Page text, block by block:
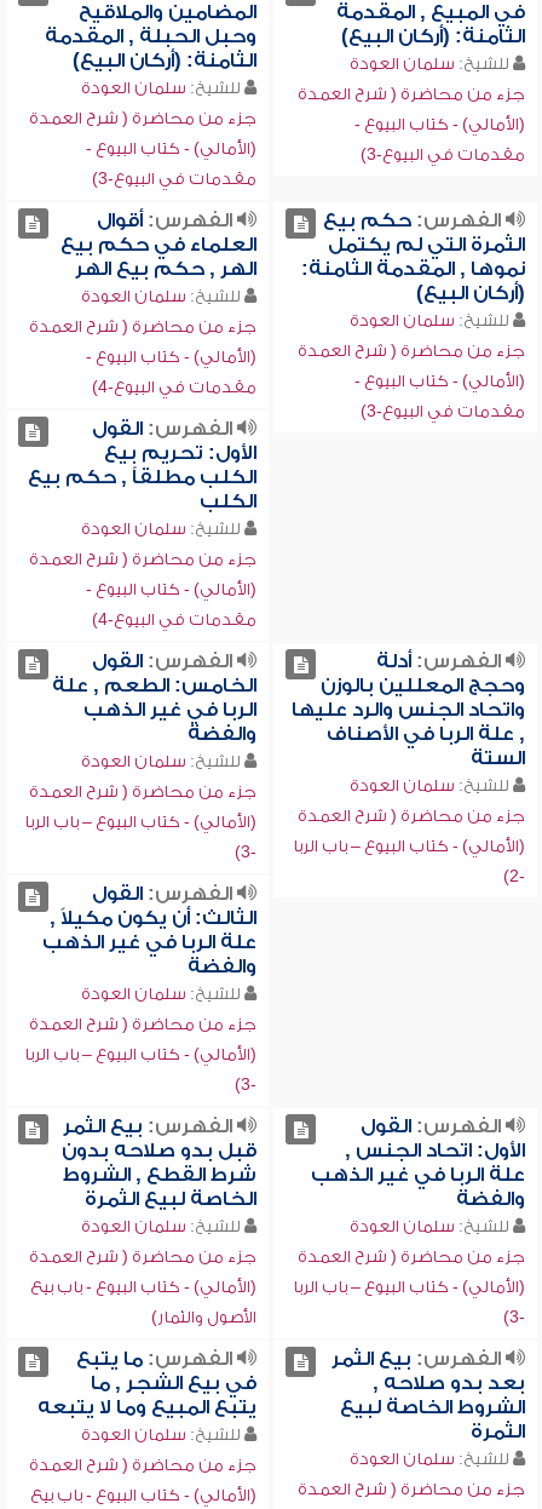
في المبيع , المقدمة
الثامنة: (أركان البيع)
للشيخ: سلمان العودة
جزء من محاضرة ( شرح العمدة
(الأمالي) - كتاب البيوع -
مقدمات في البيوع-3)
المضامين والملاقيح
وحبل الحبلة , المقدمة
الثامنة: (أركان البيع)
للشيخ: سلمان العودة
جزء من محاضرة ( شرح العمدة
(الأمالي) - كتاب البيوع -
مقدمات في البيوع-3)
الفهرس:حكم بيع
الثمرة التي لم يكتمل
نموها , المقدمة الثامنة:
(أركان البيع)
للشيخ: سلمان العودة
جزء من محاضرة ( شرح العمدة
(الأمالي) - كتاب البيوع -
مقدمات في البيوع-3)
الفهرس:أقوال
العلماء في حكم بيع
الهر , حكم بيع الهر
للشيخ: سلمان العودة
جزء من محاضرة ( شرح العمدة
(الأمالي) - كتاب البيوع -
مقدمات في البيوع-4)
الفهرس:القول
الأول: تحريم بيع
الكلب مطلقاً , حكم بيع
الكلب
للشيخ: سلمان العودة
جزء من محاضرة ( شرح العمدة
(الأمالي) - كتاب البيوع -
مقدمات في البيوع-4)
الفهرس:أدلة
وحجج المعللين بالوزن
واتحاد الجنس والرد عليها
, علة الربا في الأصناف
الستة
للشيخ: سلمان العودة
جزء من محاضرة ( شرح العمدة
(الأمالي) - كتاب البيوع – باب الربا
-2)
الفهرس:القول
الخامس: الطعم , علة
الربا في غير الذهب
والفضة
للشيخ: سلمان العودة
جزء من محاضرة ( شرح العمدة
(الأمالي) - كتاب البيوع – باب الربا
-3)
الفهرس:القول
الثالث: أن يكون مكيلاً ,
علة الربا في غير الذهب
والفضة
للشيخ: سلمان العودة
جزء من محاضرة ( شرح العمدة
(الأمالي) - كتاب البيوع – باب الربا
-3)
الفهرس:القول
الأول: اتحاد الجنس ,
علة الربا في غير الذهب
والفضة
للشيخ: سلمان العودة
جزء من محاضرة ( شرح العمدة
(الأمالي) - كتاب البيوع – باب الربا
-3)
الفهرس: بيع الثمر
قبل بدو صلاحه بدون
شرط القطع , الشروط
الخاصة لبيع الثمرة
للشيخ: سلمان العودة
جزء من محاضرة ( شرح العمدة
(الأمالي) - كتاب البيوع - باب بيع
الأصول والثمار)
الفهرس: بيع الثمر
بعد بدو صلاحه ,
الشروط الخاصة لبيع
الثمرة
للشيخ: سلمان العودة
جزء من محاضرة ( شرح العمدة
الفهرس:ما يتبع
في بيع الشجر , ما
يتبع المبيع وما لا يتبعه
للشيخ: سلمان العودة
جزء من محاضرة ( شرح العمدة
(الأمالي) - كتاب البيوع - باب بيع